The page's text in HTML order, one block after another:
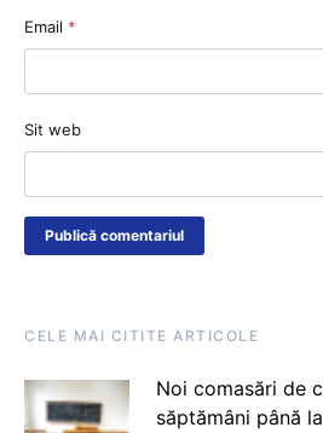
Email *
Sit web
CELE MAI CITITE ARTICOLE
Noi comasări de
săptămâni până